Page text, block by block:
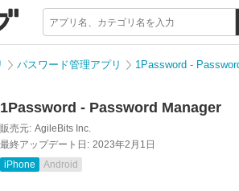
パスワード管理アプリ 1Password -
1Password - Password Manager
販売元: AgileBits Inc.
最終アップデート日: 2023年2月1日
iPhone
Android